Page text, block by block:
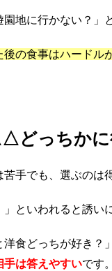
地に行かない？」
後の食事はハードル
どっちかに
苦手でも、選ぶのは
」といわれると誘い
洋食どっちが好き？
手は答えやすいです。